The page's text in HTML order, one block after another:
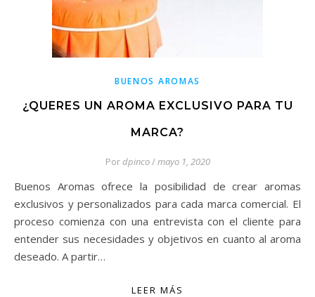
BUENOS AROMAS
¿QUERES UN AROMA EXCLUSIVO PARA TU
MARCA?
Pordpinco/mayo 1, 2020
Buenos Aromas ofrece la posibilidad de crear aromas
exclusivos y personalizados para cada marca comercial. El
proceso comienza con una entrevista con el cliente para
entender sus necesidades y objetivos en cuanto al aroma
deseado. A partir…
LEER MÁS